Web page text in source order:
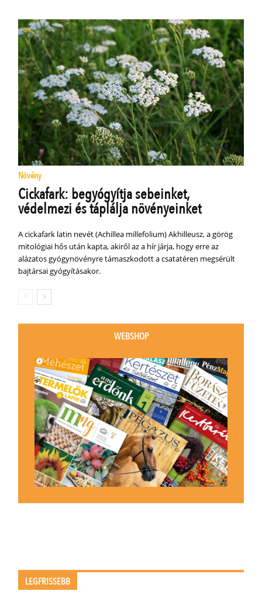
Növény
Cickafark: begyógyítja sebeinket,
védelmezi és táplálja növényeinket
A cickafark latin nevét (Achillea millefolium) Akhilleusz, a görög
mitológiai hős után kapta, akiről az a hír járja, hogy erre az
alázatos gyógynövényre támaszkodott a csatatéren megsérült
bajtársai gyógyításakor.
WEBSHOP
LEGFRISSEBB